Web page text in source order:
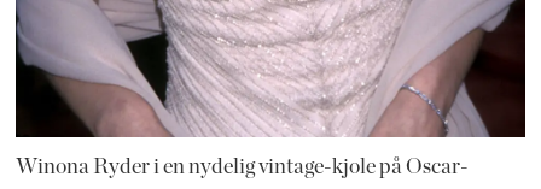
Winona Ryder i en nydelig vintage-kjole på Oscar-